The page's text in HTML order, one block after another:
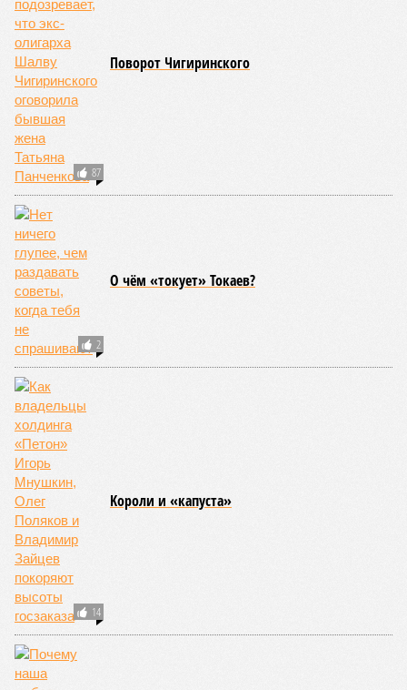
87
Поворот Чигиринского
2
О чём «токует» Токаев?
14
Kороли и «капуста»